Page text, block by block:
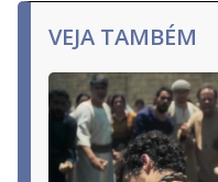
VEJA TAMBÉM